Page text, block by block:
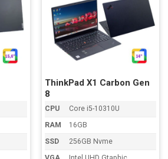
ThinkPad X1 Carbon Gen
8
CPU
Core i5-10310U
RAM
16GB
SSD
256GB Nvme